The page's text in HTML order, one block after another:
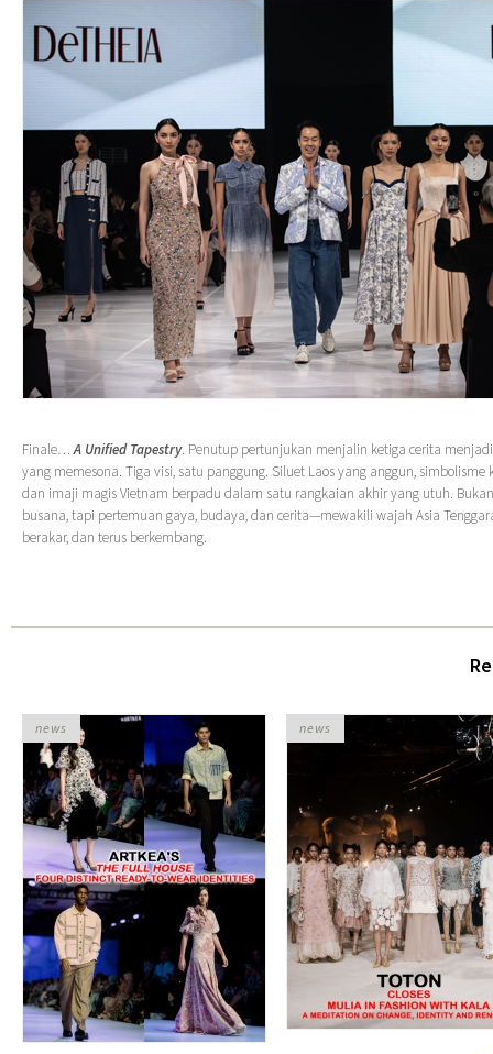
Finale…A Unified Tapestry. Penutup pertunjukan menjalin ketiga cerita
yang memesona. Tiga visi, satu panggung. Siluet Laos yang anggun,
dan imaji magis Vietnam berpadu dalam satu rangkaian akhir yang utuh.
busana, tapi pertemuan gaya, budaya, dan cerita—mewakili wajah Asia
berakar, dan terus berkembang.
news news